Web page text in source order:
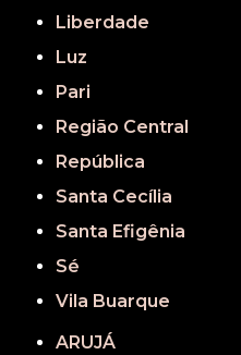
Liberdade
Luz
Pari
Região Central
República
Santa Cecília
Santa Efigênia
Sé
Vila Buarque
ARUJÁ